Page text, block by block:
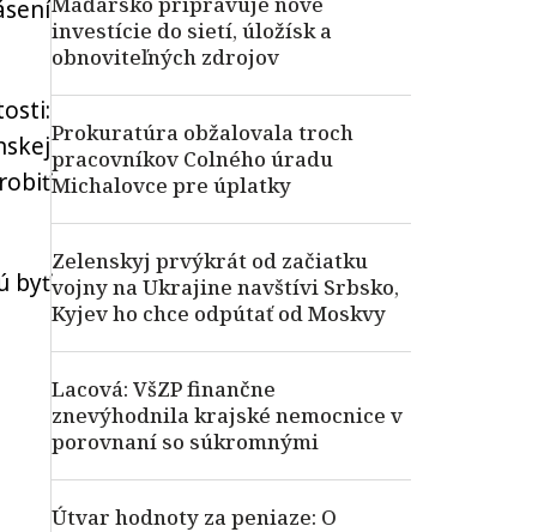
byť
investície do sietí, úložísk a
obnoviteľných zdrojov
Prokuratúra obžalovala troch
pracovníkov Colného úradu
Michalovce pre úplatky
Zelenskyj prvýkrát od začiatku
vojny na Ukrajine navštívi Srbsko,
Kyjev ho chce odpútať od Moskvy
Lacová: VšZP finančne
znevýhodnila krajské nemocnice v
porovnaní so súkromnými
Útvar hodnoty za peniaze: O